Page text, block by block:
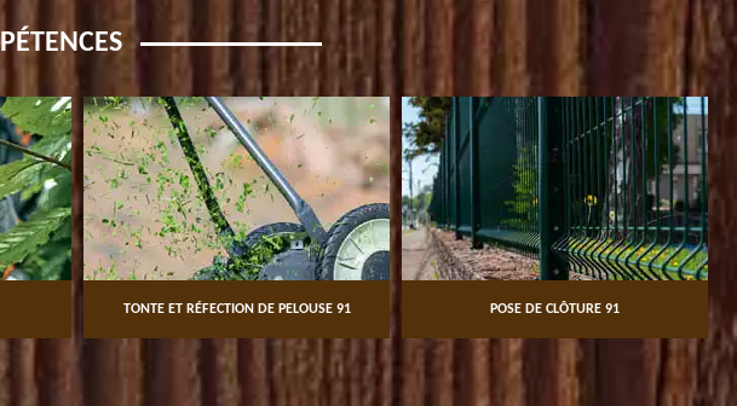
TONTE ET RÉFECTION DE PELOUSE 91 POSE DE CLÔTURE 91